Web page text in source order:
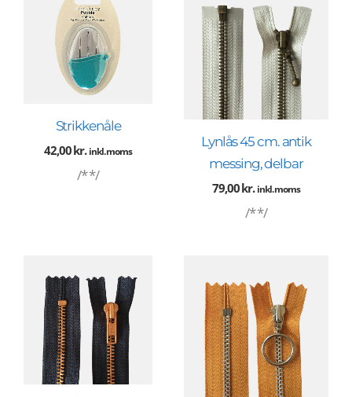
Strikkenåle
42,00kr. inkl. moms
/* */
Lynlås 45 cm. antik
messing, delbar
79,00kr. inkl. moms
/* */